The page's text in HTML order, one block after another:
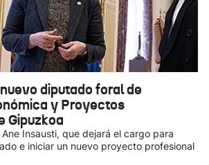
diputado foral de
y Proyectos
Gipuzkoa
Insausti, que dejará el cargo para
e iniciar un nuevo proyecto profesional